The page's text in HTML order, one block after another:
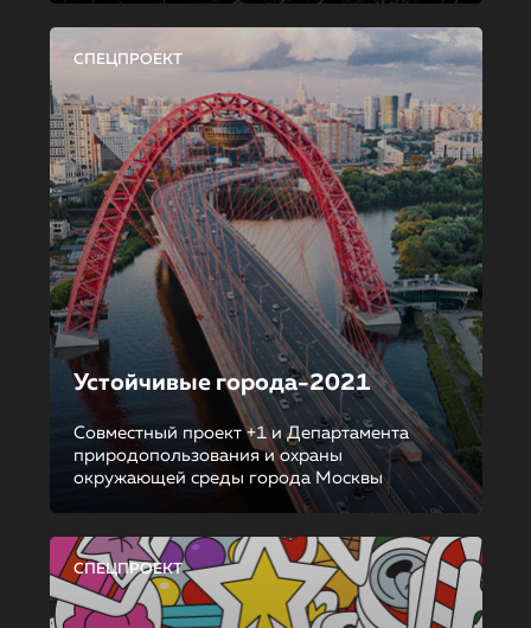
СПЕЦПРОЕКТ
Устойчивые города-2021
Совместный проект +1 и Департамента
природопользования и охраны
окружающей среды города Москвы
СПЕЦПРОЕКТ